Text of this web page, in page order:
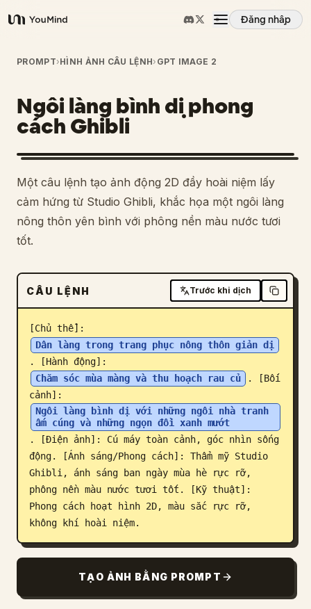
YouMind
Đăng nhập
Tổng quan
Các trường hợp sử dụng
Kỹ năng
Lời nhắc
Giá cả
Tải xuống
Blog
Cập nhật
PROMPT›HÌNH ẢNH CÂU LỆNH› GPT IMAGE 2
Ngôi làng bình dị phong
cách Ghibli
Một câu lệnh tạo ảnh động 2D đầy hoài niệm lấy
cảm hứng từ Studio Ghibli, khắc họa một ngôi làng
nông thôn yên bình với phông nền màu nước tươi
tốt.
CÂU LỆNH Trước khi dịch
[Chủ thể]:
Dân làng trong trang phục nông thôn giản dị
. [Hành động]:
Chăm sóc mùa màng và thu hoạch rau củ
. [Bối
cảnh]:
Ngôi làng bình dị với những ngôi nhà tranh
ấm cúng và những ngọn đồi xanh mướt
. [Điện ảnh]: Cú máy toàn cảnh, góc nhìn sống
động. [Ánh sáng/Phong cách]: Thẩm mỹ Studio
Ghibli, ánh sáng ban ngày mùa hè rực rỡ,
phông nền màu nước tươi tốt. [Kỹ thuật]:
Phong cách hoạt hình 2D, màu sắc rực rỡ,
không khí hoài niệm.
TẠO ẢNH BẰNG PROMPT